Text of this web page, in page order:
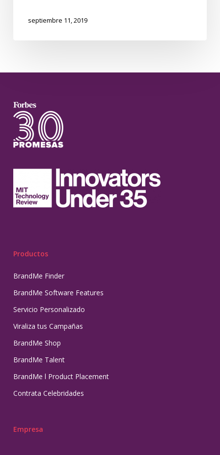
septiembre 11, 2019
Productos
BrandMe Finder
BrandMe Software Features
Servicio Personalizado
Viraliza tus Campañas
BrandMe Shop
BrandMe Talent
BrandMe l Product Placement
Contrata Celebridades
Empresa